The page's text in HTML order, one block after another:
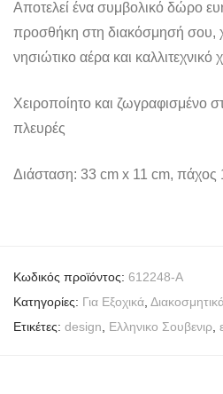
Αποτελεί ένα συμβολικό δώρο
προσθήκη στη διακόσμησή σου,
νησιώτικο αέρα και
Χειροποίητο και ζωγραφισμένο
πλευρές
Διάσταση: 33 cm x 11 cm, πάχος
Κωδικός προϊόντος: 612248-A
Κατηγορίες: Για Εξοχικά
Ετικέτες: design Ελληνικο Σουβενιρ